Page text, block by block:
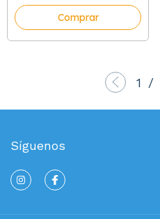
Comprar
1 /
Síguenos